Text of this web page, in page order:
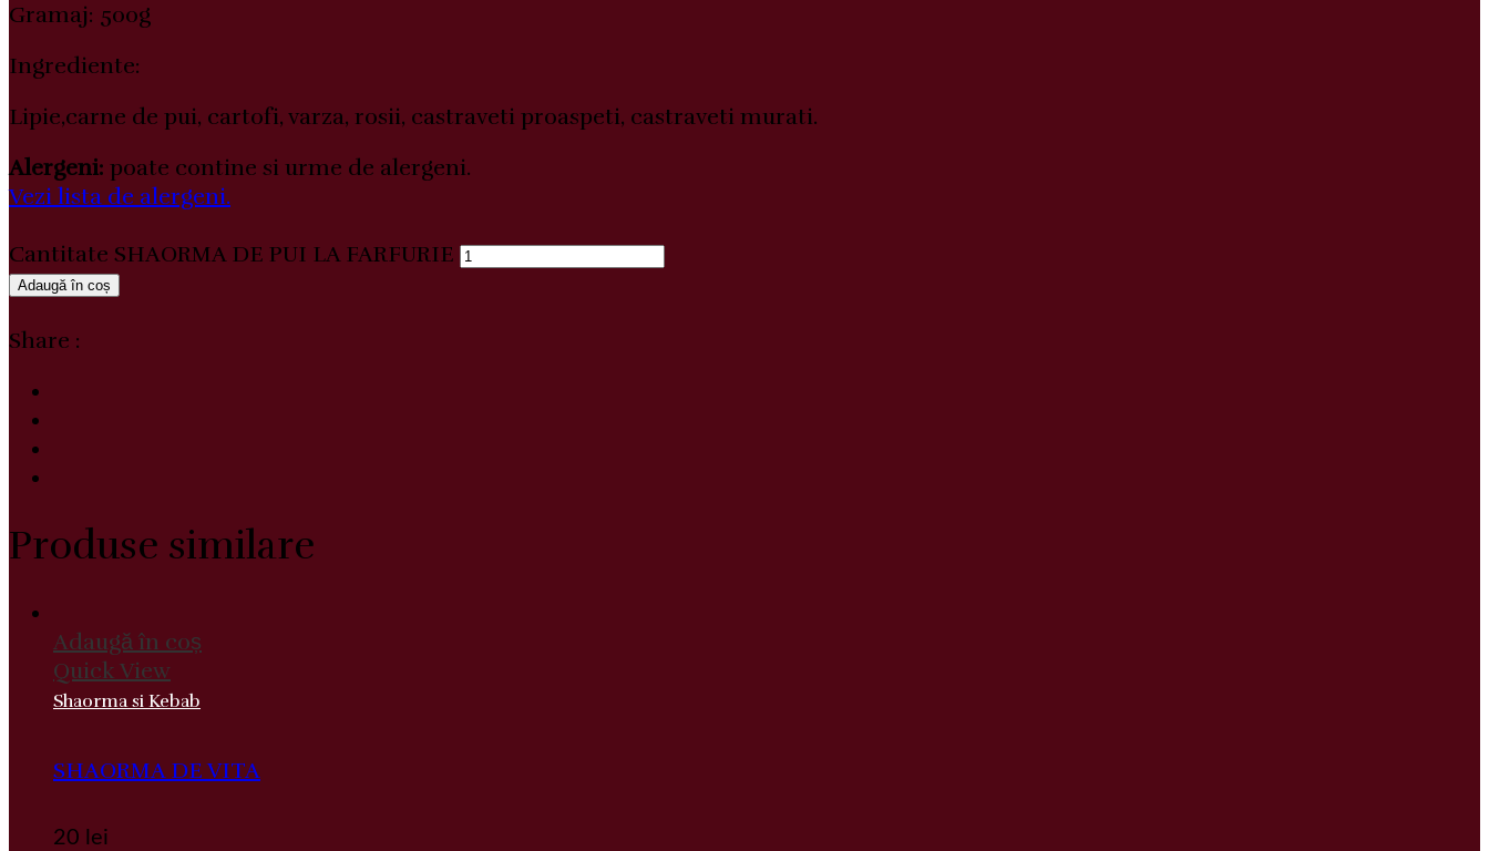
Gramaj: 500g
Ingrediente:
Lipie,carne de pui, cartofi, varza, rosii, castraveti proaspeti, castraveti murati.
Alergeni: poate contine si urme de alergeni.
Vezi lista de alergeni.
Cantitate SHAORMA DE PUI LA FARFURIE
Adaugă în coș
Share :
Produse similare
Adaugă în coș
Quick View
Shaorma si Kebab
SHAORMA DE VITA
20 lei